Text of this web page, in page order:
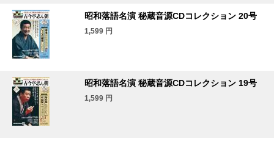
昭和落語名演 秘蔵音源CDコレクション 20号
1,599 円
昭和落語名演 秘蔵音源CDコレクション 19号
1,599 円